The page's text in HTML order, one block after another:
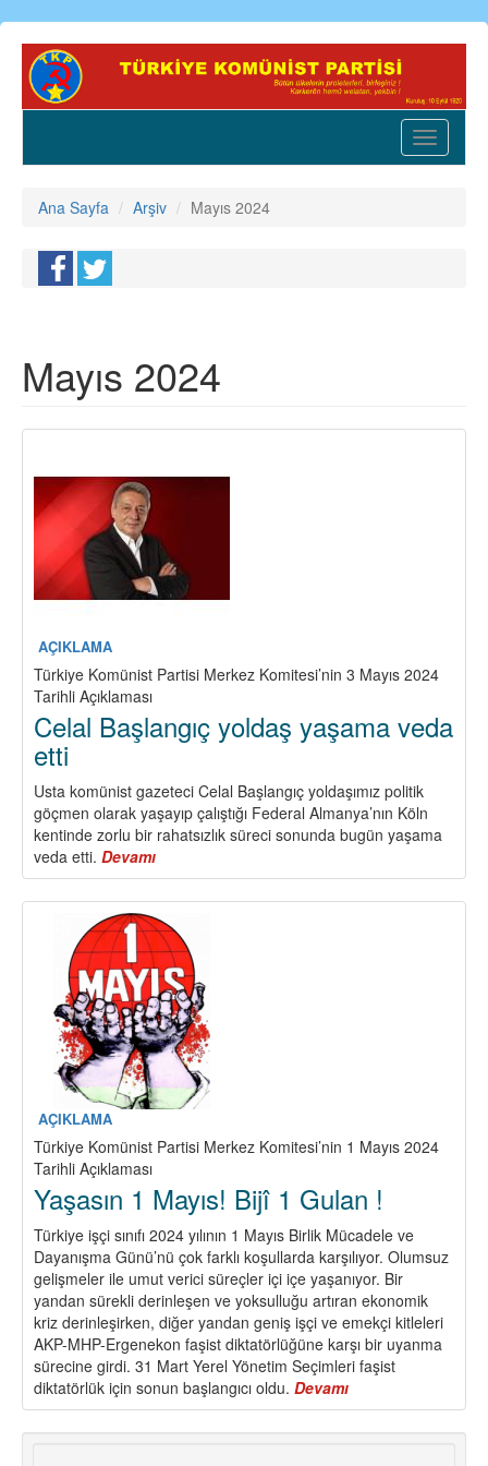
Ana
içeriğe
Toggle
Ana Sayfa Arşiv Mayıs 2024
Mayıs 2024
AÇIKLAMA
Türkiye Komünist Partisi Merkez Komitesi’nin 3 Mayıs 2024
Tarihli Açıklaması
Celal Başlangıç yoldaş yaşama veda
etti
Usta komünist gazeteci Celal Başlangıç yoldaşımız politik
göçmen olarak yaşayıp çalıştığı Federal Almanya’nın Köln
kentinde zorlu bir rahatsızlık süreci sonunda bugün yaşama
veda etti. Devamı
Celal
Başlangıç
yoldaş
yaşama
veda
etti
AÇIKLAMA
Türkiye Komünist Partisi Merkez Komitesi’nin 1 Mayıs 2024
Tarihli Açıklaması
Yaşasın 1 Mayıs! Bijî 1 Gulan !
Türkiye işçi sınıfı 2024 yılının 1 Mayıs Birlik Mücadele ve
Dayanışma Günü’nü çok farklı koşullarda karşılıyor. Olumsuz
gelişmeler ile umut verici süreçler içi içe yaşanıyor. Bir
yandan sürekli derinleşen ve yoksulluğu artıran ekonomik
kriz derinleşirken, diğer yandan geniş işçi ve emekçi kitleleri
AKP-MHP-Ergenekon faşist diktatörlüğüne karşı bir uyanma
sürecine girdi. 31 Mart Yerel Yönetim Seçimleri faşist
diktatörlük için sonun başlangıcı oldu. Devamı
Yaşasın
1